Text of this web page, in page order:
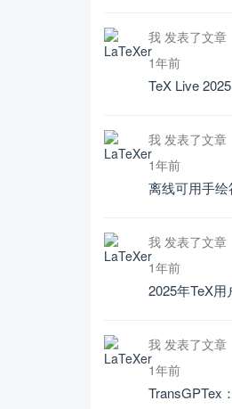
我 发表了文章
1年前
TeX Live
我 发表了文章
1年前
离线可用手
我 发表了文章
1年前
2025年TeX
我 发表了文章
1年前
TransGPTex